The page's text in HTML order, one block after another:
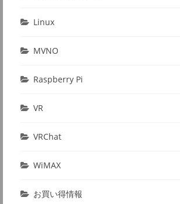
Linux
MVNO
Raspberry Pi
VR
VRChat
WiMAX
お買い得情報